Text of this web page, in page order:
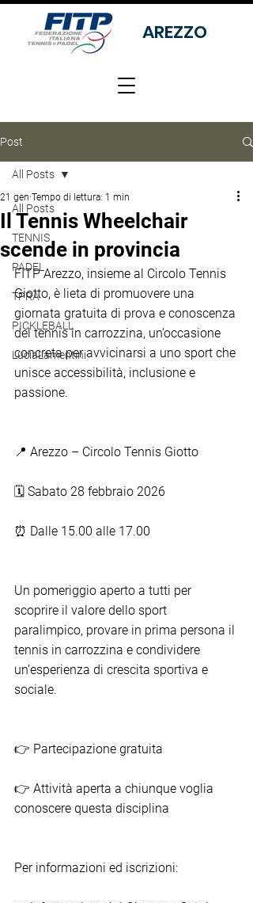
AREZZO
Post
All Posts
TENNIS
PADEL
TPRA
PICKLEBALL
LuciaLamentini
All Posts
Il Tennis Wheelchair
scende in provincia
21 gen Tempo di lettura: 1 min
FITP Arezzo, insieme al Circolo Tennis
Giotto, è lieta di promuovere una
giornata gratuita di prova e conoscenza
del tennis in carrozzina, un’occasione
concreta per avvicinarsi a uno sport che
unisce accessibilità, inclusione e
passione.
📍 Arezzo – Circolo Tennis Giotto
🗓 Sabato 28 febbraio 2026
⏰ Dalle 15.00 alle 17.00
Un pomeriggio aperto a tutti per
scoprire il valore dello sport
paralimpico, provare in prima persona il
tennis in carrozzina e condividere
un’esperienza di crescita sportiva e
sociale.
👉 Partecipazione gratuita
👉 Attività aperta a chiunque voglia
conoscere questa disciplina
Per informazioni ed iscrizioni: